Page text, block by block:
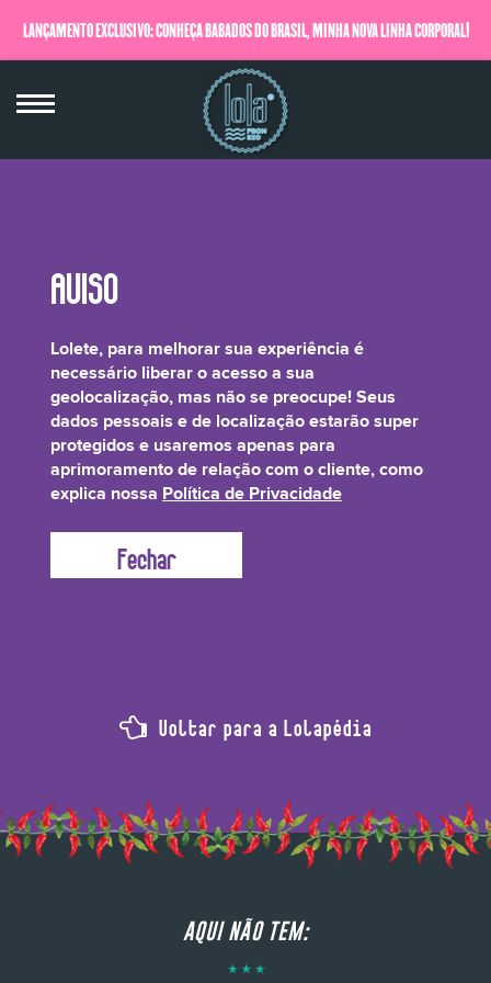
LANÇAMENTO EXCLUSIVO: CONHEÇA BABADOS DO BRASIL, MINHA NOVA LINHA CORPORAL!
QUERO SABER MAIS
Ricinus Communis (Castor) Seed Oil**
É o óleo extraído da semente de Rícino ou Mamona. Ele é famoso por seu
poder em auxilar o crescimento dos fios. Isso é possível por conta da sua
composição rica em ômega-6 e 9, que possuem poder altamente nutritivo.
Além de tratar dos fios é ótimo para a pele com poder nutritivo e hidratante!
Voltar para a Lolapédia
AQUI NÃO TEM:
Lolete, para melhorar sua experiência é
necessário liberar o acesso a sua
geolocalização, mas não se preocupe! Seus
dados pessoais e de localização estarão super
protegidos e usaremos apenas para
aprimoramento de relação com o cliente, como
explica nossa Política de Privacidade